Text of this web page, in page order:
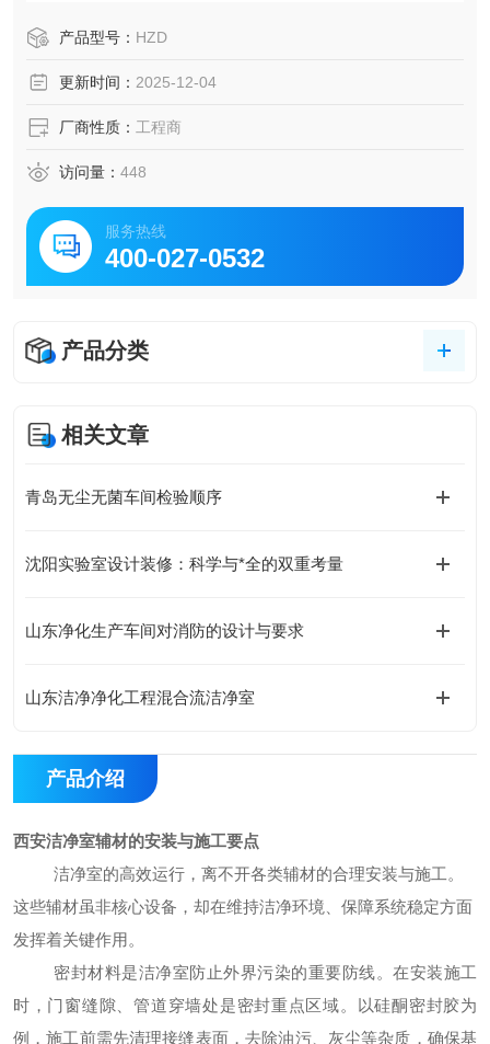
无缝隙。
产品型号： HZD
更新时间： 2025-12-04
厂商性质： 工程商
访问量： 448
服务热线
400-027-0532
产品分类
相关文章
青岛无尘无菌车间检验顺序
沈阳实验室设计装修：科学与*全的双重考量
山东净化生产车间对消防的设计与要求
山东洁净净化工程混合流洁净室
产品介绍
西安洁净室辅材的安装与施工要点
洁净室的高效运行，离不开各类辅材的合理安装与施工。
这些辅材虽非核心设备，却在维持洁净环境、保障系统稳定方面
发挥着关键作用。
密封材料是洁净室防止外界污染的重要防线。在安装施工
时，门窗缝隙、管道穿墙处是密封重点区域。以硅酮密封胶为
例，施工前需先清理接缝表面，去除油污、灰尘等杂质，确保基